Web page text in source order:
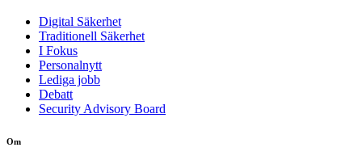
Digital Säkerhet
Traditionell Säkerhet
I Fokus
Personalnytt
Lediga jobb
Debatt
Security Advisory Board
Om